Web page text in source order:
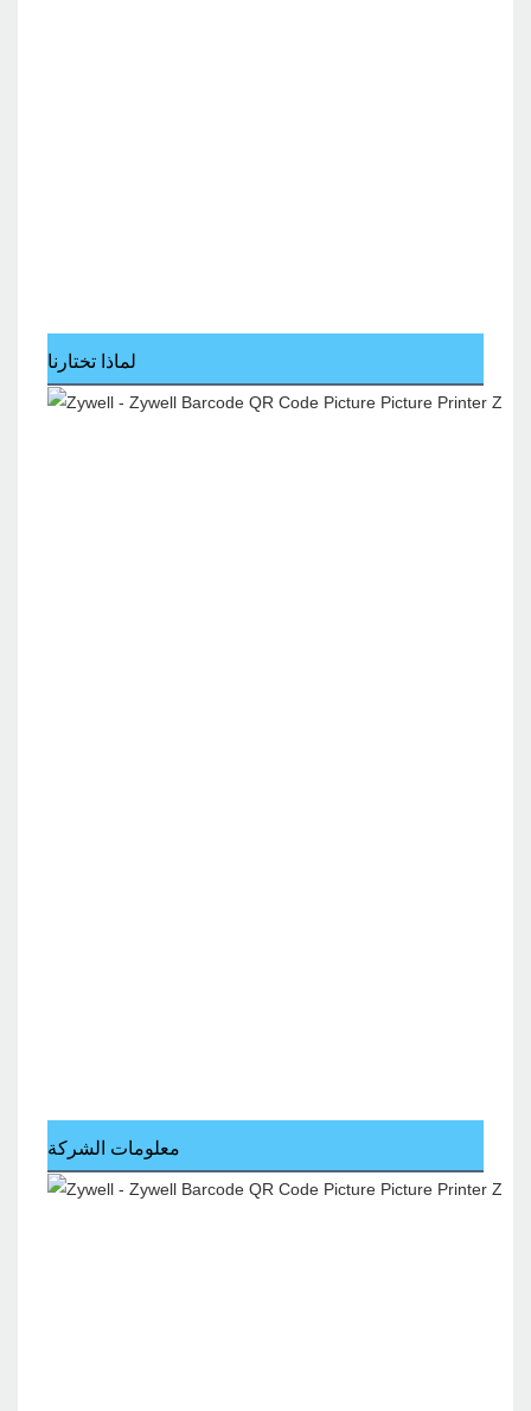
لماذا تختارنا
معلومات الشركة